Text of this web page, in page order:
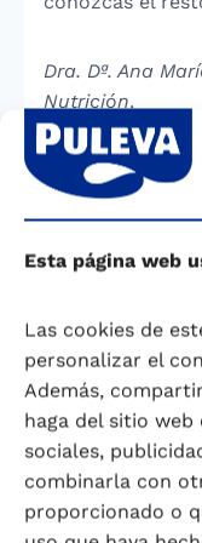
Esta página web
Las cookies de
personalizar el
Además,
haga del sitio
sociales,
combinarla con
proporcionado o
Dra. Dª. Ana
Nutrición.
COMPARTIR
ANTERIOR
Te
Para calcular tu